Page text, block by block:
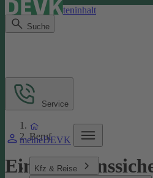
Direkt zum Seiteninhalt
Suche
meineDEVK
Kfz & Reise
Service
Beruf